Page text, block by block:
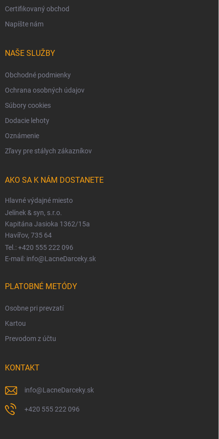
Certifikovaný obchod
Napíšte nám
NAŠE SLUŽBY
Obchodné podmienky
Ochrana osobných údajov
Súbory cookies
Dodacie lehoty
Oznámenie
Zľavy pre stálych zákazníkov
AKO SA K NÁM DOSTANETE
Hlavné výdajné miesto
Jelínek & syn, s.r.o.
Kapitána Jasioka 1362/15a
Havířov, 735 64
Tel.: +420 555 222 096
E-mail: info@LacneDarceky.sk
PLATOBNÉ METÓDY
Osobne pri prevzatí
Kartou
Prevodom z účtu
KONTAKT
info@LacneDarceky.sk
+420 555 222 096